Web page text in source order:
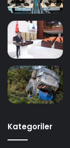
Kategoriler